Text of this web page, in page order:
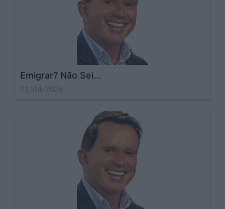
Emigrar? Não Sei...